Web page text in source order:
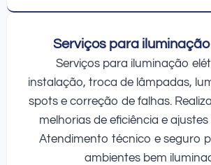
Serviços para
Serviços para iluminação
instalação, troca de lâmpadas,
spots e correção de falhas.
melhorias de eficiência e
Atendimento técnico e seguro
ambientes bem